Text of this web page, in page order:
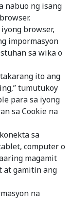
nabuo ng isang
browser,
impormasyon
sa wika o
ito ang
tumutukoy
para sa iyong
sa Cookie na
sa
computer o
magamit
at gamitin ang
na